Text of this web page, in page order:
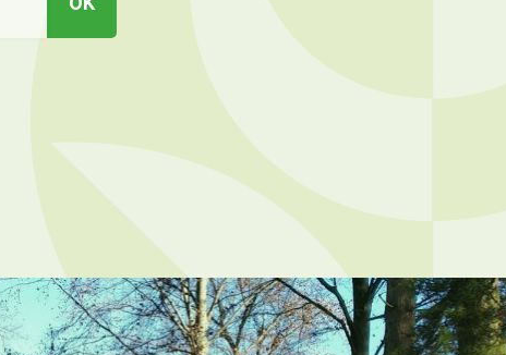
OK